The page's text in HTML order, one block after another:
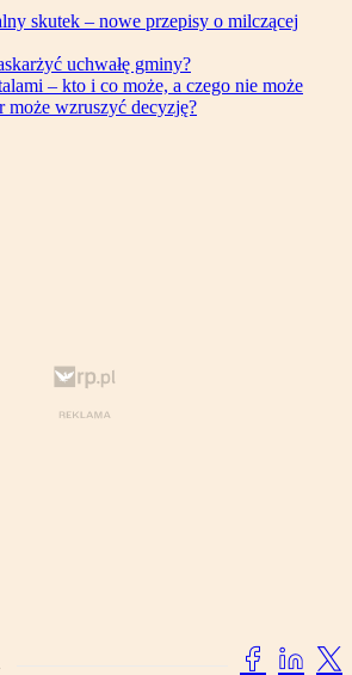
skutek – nowe przepisy o milczącej
uchwałę gminy?
– kto i co może, a czego nie może
wzruszyć decyzję?